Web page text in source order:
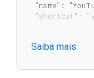
  "name": "Google Drive",
Saiba mais